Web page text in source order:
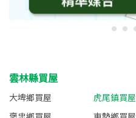
雲林縣買屋
大埤鄉買屋 虎尾鎮買屋